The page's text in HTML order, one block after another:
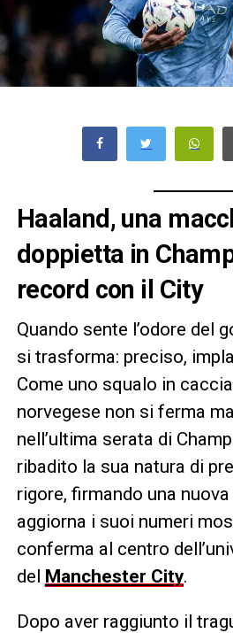
Haaland, una
doppietta in
record con il City
Quando sente l’odore del
si trasforma: preciso,
Come uno squalo in
norvegese non si ferma
nell’ultima serata di
ribadito la sua natura di
rigore, firmando una nuova
aggiorna i suoi numeri
conferma al centro
del Manchester City.
Dopo aver raggiunto il